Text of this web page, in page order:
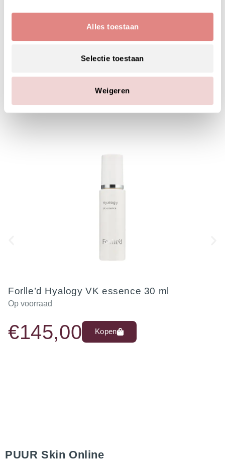
Alles toestaan
Selectie toestaan
Weigeren
MAAK JE SKINCARE ROUTINE
COMPLEET MET:
Forlle’d Hyalogy VK essence 30 ml
Op voorraad
€145,00 Kopen
PUUR Skin Online